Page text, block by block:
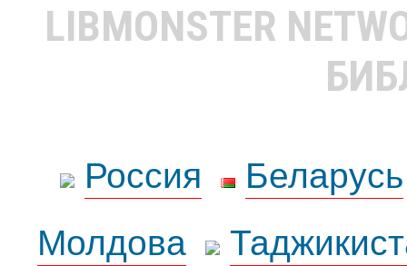
LIBMONSTER
Россия
Беларусь
Молдова